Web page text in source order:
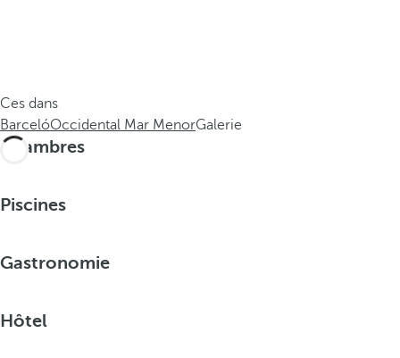
Ces dans
BarcelóOccidental Mar MenorGalerie
Chambres
Piscines
Gastronomie
Hôtel